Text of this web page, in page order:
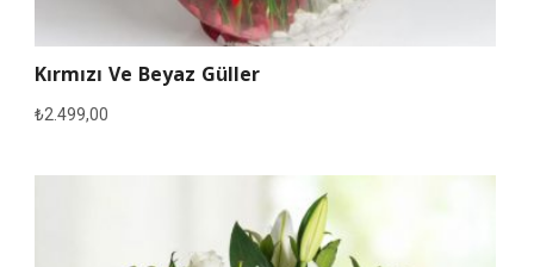
Kırmızı Ve Beyaz Güller
₺2.499,00